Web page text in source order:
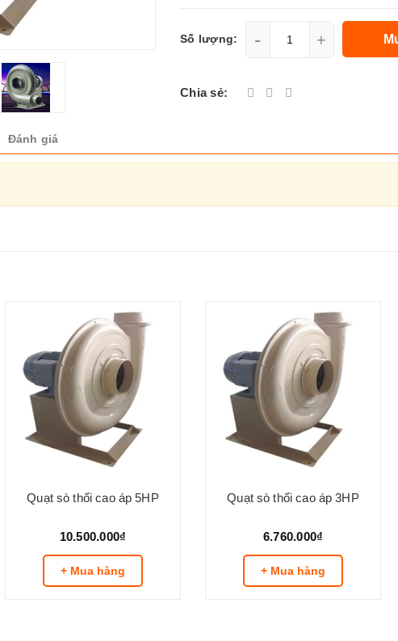
Số lượng: - +
Chia sẻ:
Đánh giá
Quạt sò thổi cao áp 5HP
10.500.000₫
+ Mua hàng
Quạt sò thổi cao áp 3HP
6.760.000₫
+ Mua hàng